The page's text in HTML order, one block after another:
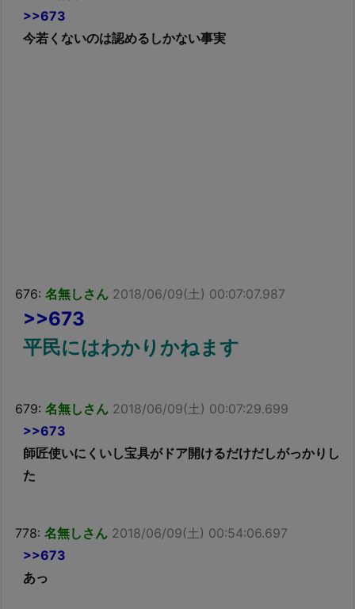
>>673
今若くないのは認めるしかない事実
676: 名無しさん 2018/06/09(土) 00:07:07.987
>>673
平民にはわかりかねます
679: 名無しさん 2018/06/09(土) 00:07:29.699
>>673
師匠使いにくいし宝具がドア開けるだけだしがっかりし
た
778: 名無しさん 2018/06/09(土) 00:54:06.697
>>673
あっ